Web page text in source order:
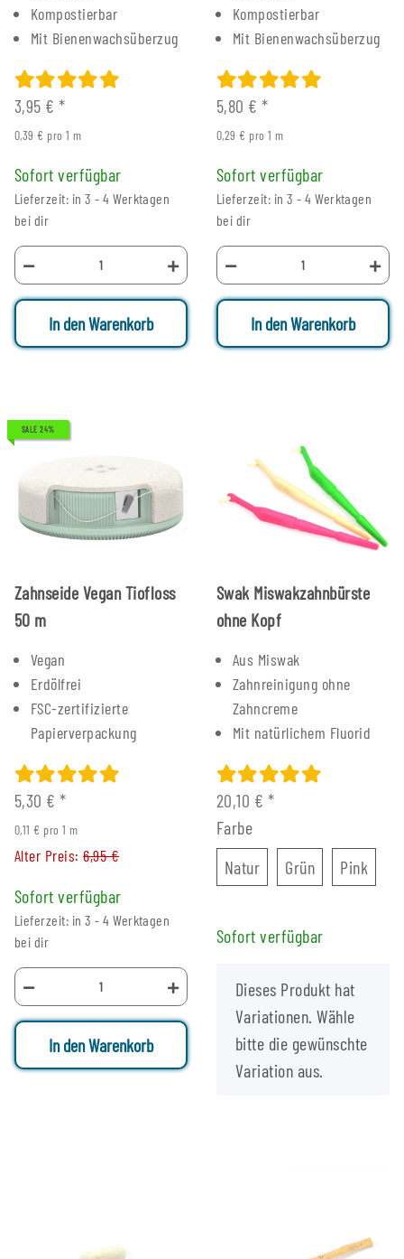
Kompostierbar
Mit Bienenwachsüberzug
3,95 €*
0,39 € pro 1 m
Sofort verfügbar
Lieferzeit: in 3 - 4 Werktagen
bei dir
In den Warenkorb
Kompostierbar
Mit Bienenwachsüberzug
5,80 €*
0,29 € pro 1 m
Sofort verfügbar
Lieferzeit: in 3 - 4 Werktagen
bei dir
In den Warenkorb
SALE 24%
Zahnseide Vegan Tiofloss
50 m
Vegan
Erdölfrei
FSC-zertifizierte
Papierverpackung
5,30 €*
0,11 € pro 1 m
Alter Preis:6,95 €
Sofort verfügbar
Lieferzeit: in 3 - 4 Werktagen
bei dir
In den Warenkorb
Swak Miswakzahnbürste
ohne Kopf
Aus Miswak
Zahnreinigung ohne
Zahncreme
Mit natürlichem Fluorid
20,10 € *
Farbe
NaturNaturGrünGrünPink
Sofort verfügbar
x
Dieses Produkt hat
Variationen. Wähle
bitte die gewünschte
Variation aus.